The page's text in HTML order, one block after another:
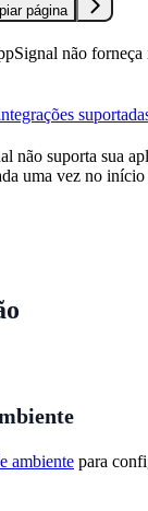
página
não
não suporta sua
uma vez no
ambiente para